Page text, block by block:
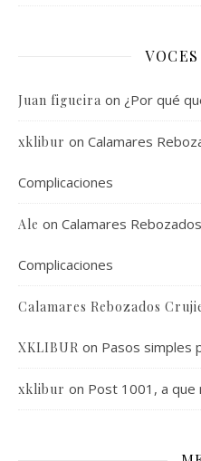
Juan figueira on ¿Por qué
xklibur on Calamares
Complicaciones
Ale on Calamares
Complicaciones
Calamares Rebozados
XKLIBUR on Pasos simples
xklibur on Post 1001, a que